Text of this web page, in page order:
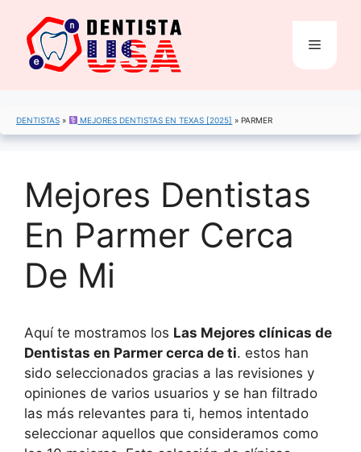
contenido
Menú
DENTISTAS » MEJORES DENTISTAS EN TEXAS [2025] »PARMER
Mejores Dentistas
En Parmer Cerca
De Mi
Aquí te mostramos los Las Mejores clínicas de
Dentistas en Parmer cerca de ti. estos han
sido seleccionados gracias a las revisiones y
opiniones de varios usuarios y se han filtrado
las más relevantes para ti, hemos intentado
seleccionar aquellos que consideramos como